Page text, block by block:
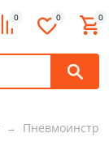
0 0 0